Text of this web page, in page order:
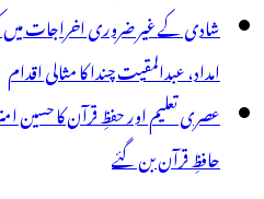
امداد، عبدالمقیت چندا کا مثالی اقدام
عصری تعلیم اور حفظِ قرآن کا حسین
حافظِ قرآن بن گئے